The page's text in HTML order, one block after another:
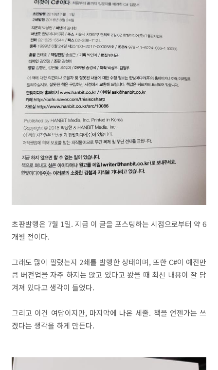
초판발행은 7월 1일. 지금 이 글을 포스팅하는 시점으로부터 약 6
개월 전이다.
그래도 많이 팔렸는지 2쇄를 발행한 상태이며, 또한 C#이 예전만
큼 버전업을 자주 하지는 않고 있다고 봤을 때 최신 내용이 잘 담
겨져 있다고 생각이 들었다.
그리고 이건 여담이지만, 마지막에 나온 세줄. 책을 언젠가는 쓰
겠다는 생각을 하게 만든다.